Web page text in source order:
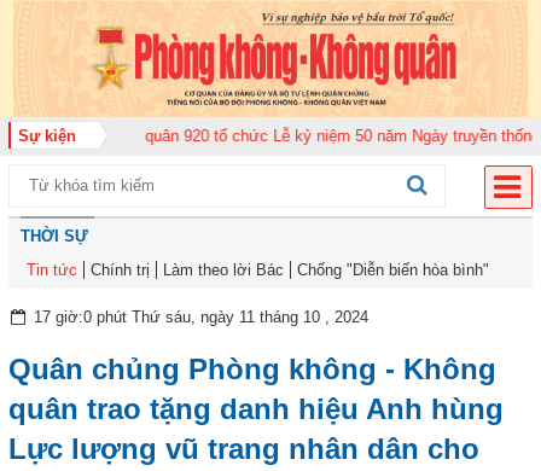
Sự kiện
đoàn Không quân 920 tổ chức Lễ kỷ niệm 50 năm Ngày truyền thống (12-
THỜI SỰ
Tin tức
Chính trị Làm theo lời Bác Chống "Diễn biến hòa bình"
17 giờ:0 phút Thứ sáu, ngày 11 tháng 10 , 2024
Quân chủng Phòng không - Không
quân trao tặng danh hiệu Anh hùng
Lực lượng vũ trang nhân dân cho